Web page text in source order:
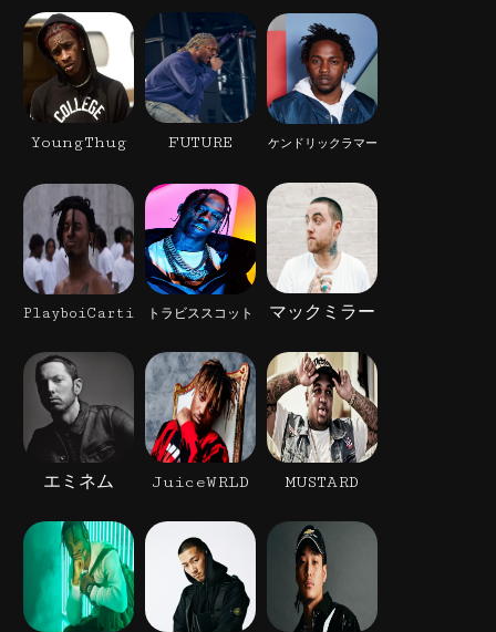
YoungThug FUTURE ケンドリックラマー
PlayboiCarti トラビススコット マックミラー
エミネム JuiceWRLD MUSTARD